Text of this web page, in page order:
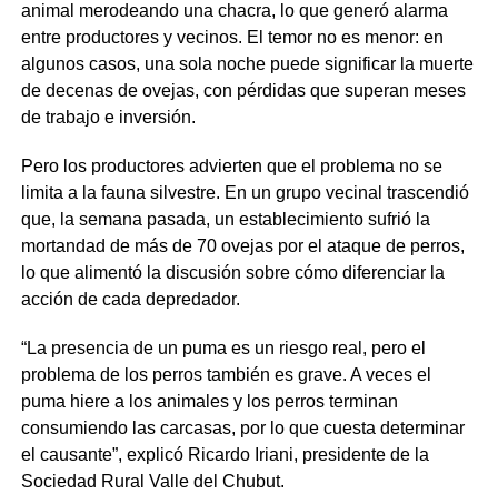
animal merodeando una chacra, lo que generó alarma
entre productores y vecinos. El temor no es menor: en
algunos casos, una sola noche puede significar la muerte
de decenas de ovejas, con pérdidas que superan meses
de trabajo e inversión.
Pero los productores advierten que el problema no se
limita a la fauna silvestre. En un grupo vecinal trascendió
que, la semana pasada, un establecimiento sufrió la
mortandad de más de 70 ovejas por el ataque de perros,
lo que alimentó la discusión sobre cómo diferenciar la
acción de cada depredador.
“La presencia de un puma es un riesgo real, pero el
problema de los perros también es grave. A veces el
puma hiere a los animales y los perros terminan
consumiendo las carcasas, por lo que cuesta determinar
el causante”, explicó Ricardo Iriani, presidente de la
Sociedad Rural Valle del Chubut.